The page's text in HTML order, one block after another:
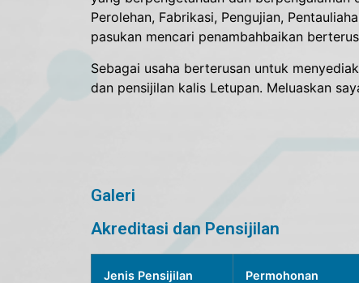
Perolehan, Fabrikasi, Pengujian,
pasukan mencari penambahbaikan
Sebagai usaha berterusan untuk
dan pensijilan kalis Letupan. Meluaskan
Galeri
Akreditasi dan Pensijilan
Jenis Pensijilan Permohonan